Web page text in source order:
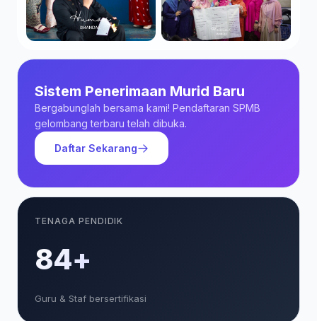
Sistem Penerimaan Murid Baru
Bergabunglah bersama kami! Pendaftaran SPMB
gelombang terbaru telah dibuka.
Daftar Sekarang
TENAGA PENDIDIK
85+
Guru & Staf bersertifikasi